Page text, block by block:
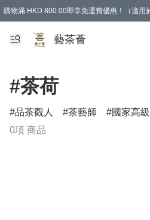
購物滿 HKD 800.00即享免運費優惠！（適用
藝茶薈
#茶荷
品茶觀人 茶藝師 國家高
0項 商品